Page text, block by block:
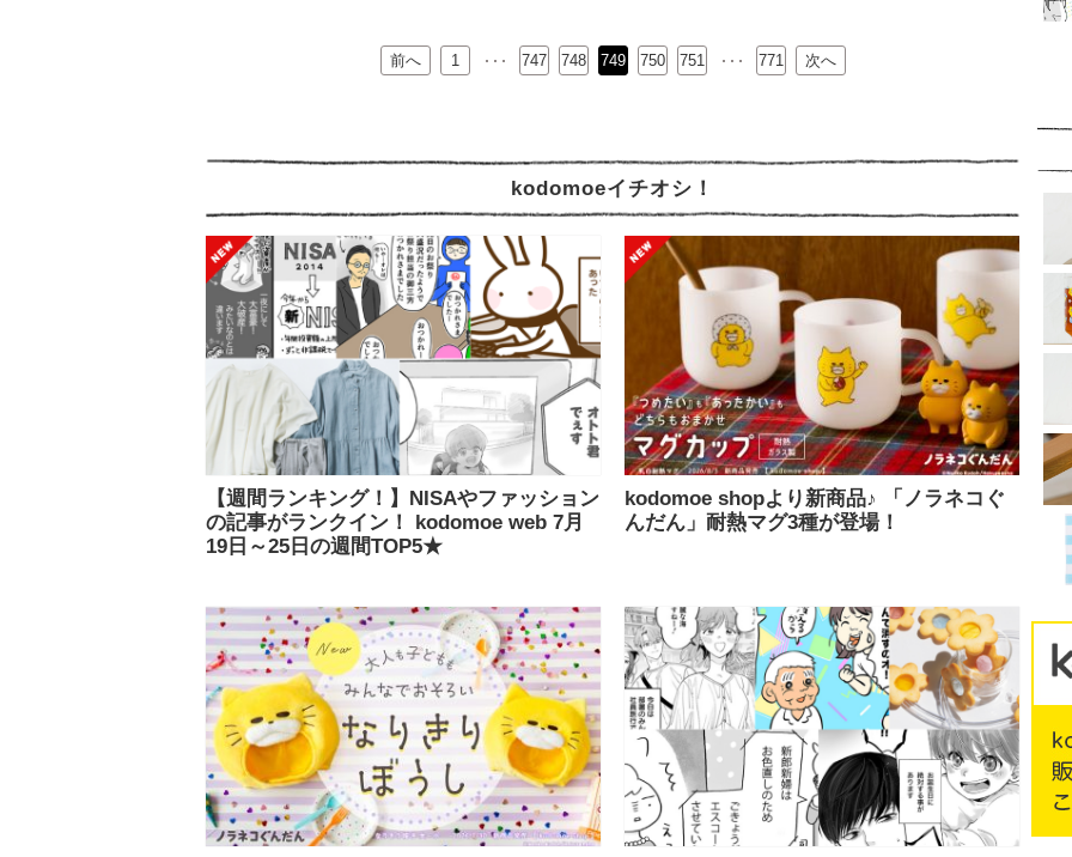
前へ 1 747 748 749 750 751
… 771 次へ
kodomoeイチオシ！
【週間ランキング！】NISAやファッション
の記事がランクイン！ kodomoe web 7月
19日～25日の週間TOP5★
kodomoe shopより新商品♪ 「ノラネコぐ
んだん」耐熱マグ3種が登場！